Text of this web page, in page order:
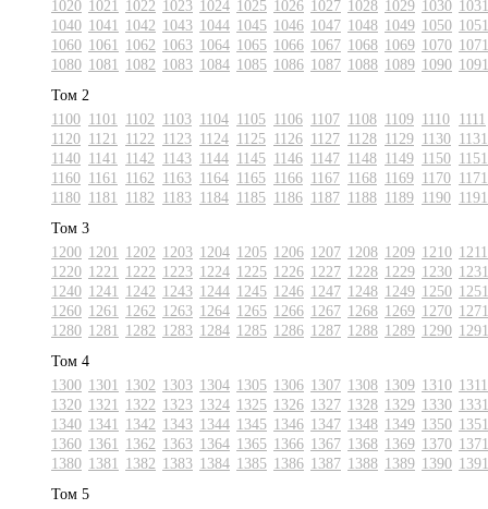
1020 1021 1022 1023 1024 1025 1026 1027 1028 1029 1030 1031
1040 1041 1042 1043 1044 1045 1046 1047 1048 1049 1050 1051
1060 1061 1062 1063 1064 1065 1066 1067 1068 1069 1070 1071
1080 1081 1082 1083 1084 1085 1086 1087 1088 1089 1090 1091
Том 2
1100 1101 1102 1103 1104 1105 1106 1107 1108 1109 1110 1111
1120 1121 1122 1123 1124 1125 1126 1127 1128 1129 1130 1131
1140 1141 1142 1143 1144 1145 1146 1147 1148 1149 1150 1151
1160 1161 1162 1163 1164 1165 1166 1167 1168 1169 1170 1171
1180 1181 1182 1183 1184 1185 1186 1187 1188 1189 1190 1191
Том 3
1200 1201 1202 1203 1204 1205 1206 1207 1208 1209 1210 1211
1220 1221 1222 1223 1224 1225 1226 1227 1228 1229 1230 1231
1240 1241 1242 1243 1244 1245 1246 1247 1248 1249 1250 1251
1260 1261 1262 1263 1264 1265 1266 1267 1268 1269 1270 1271
1280 1281 1282 1283 1284 1285 1286 1287 1288 1289 1290 1291
Том 4
1300 1301 1302 1303 1304 1305 1306 1307 1308 1309 1310 1311
1320 1321 1322 1323 1324 1325 1326 1327 1328 1329 1330 1331
1340 1341 1342 1343 1344 1345 1346 1347 1348 1349 1350 1351
1360 1361 1362 1363 1364 1365 1366 1367 1368 1369 1370 1371
1380 1381 1382 1383 1384 1385 1386 1387 1388 1389 1390 1391
Том 5